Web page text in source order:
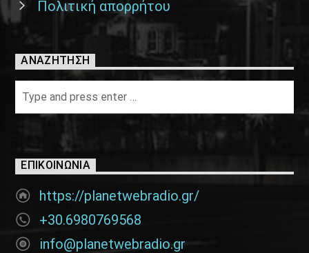
Πολιτική απορρήτου
ΑΝΑΖΉΤΗΣΗ
ΕΠΙΚΟΙΝΩΝΊΑ
https://planetwebradio.gr/
+30.6980769568
info@planetwebradio.gr